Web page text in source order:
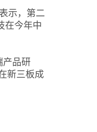
示，第二
在今年中
产品研
新三板成